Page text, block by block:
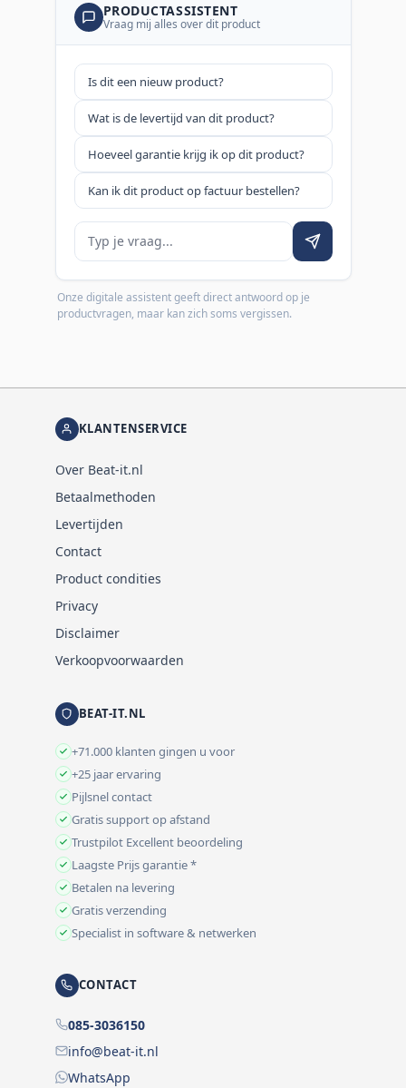
PRODUCTASSISTENT
Vraag mij alles over dit product
Is dit een nieuw product?
Wat is de levertijd van dit product?
Hoeveel garantie krijg ik op dit product?
Kan ik dit product op factuur bestellen?
Je vraag
Onze digitale assistent geeft direct antwoord op je
productvragen, maar kan zich soms vergissen.
KLANTENSERVICE
Over Beat-it.nl
Betaalmethoden
Levertijden
Contact
Product condities
Privacy
Disclaimer
Verkoopvoorwaarden
BEAT-IT.NL
+71.000 klanten gingen u voor
+25 jaar ervaring
Pijlsnel contact
Gratis support op afstand
Trustpilot Excellent beoordeling
Laagste Prijs garantie *
Betalen na levering
Gratis verzending
Specialist in software & netwerken
CONTACT
085-3036150
info@beat-it.nl
WhatsApp